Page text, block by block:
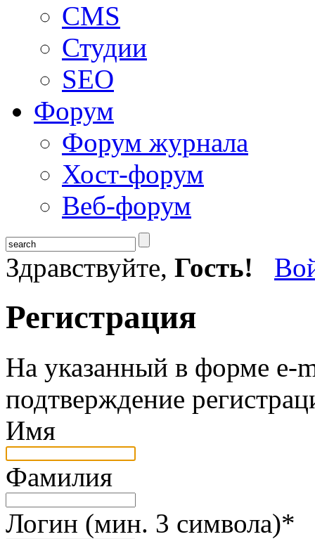
CMS
Студии
SEO
Форум
Форум журнала
Хост-форум
Веб-форум
Здравствуйте, Гость!
Регистрация
На указанный в форме e-
подтверждение
Имя
Фамилия
Логин (мин. 3 символа)*